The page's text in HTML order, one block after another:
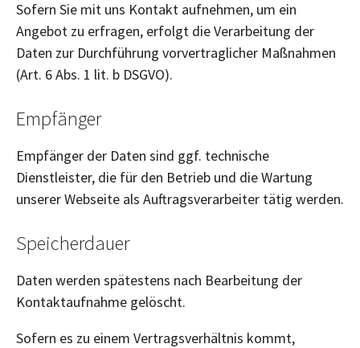
Sofern Sie mit uns Kontakt aufnehmen, um ein
Angebot zu erfragen, erfolgt die Verarbeitung der
Daten zur Durchführung vorvertraglicher Maßnahmen
(Art. 6 Abs. 1 lit. b DSGVO).
Empfänger
Empfänger der Daten sind ggf. technische
Dienstleister, die für den Betrieb und die Wartung
unserer Webseite als Auftragsverarbeiter tätig werden.
Speicherdauer
Daten werden spätestens nach Bearbeitung der
Kontaktaufnahme gelöscht.
Sofern es zu einem Vertragsverhältnis kommt,